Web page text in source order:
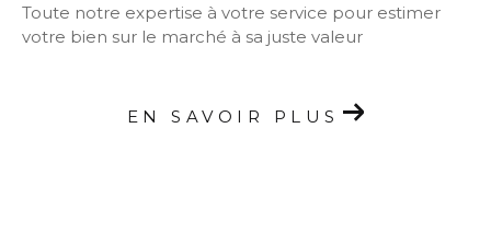
Toute notre expertise à votre service pour estimer
votre bien sur le marché à sa juste valeur
EN SAVOIR PLUS